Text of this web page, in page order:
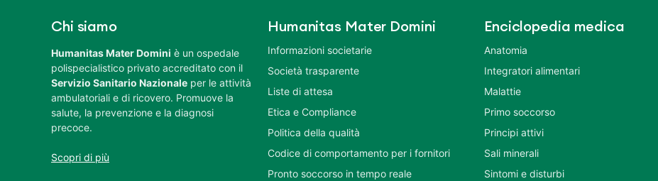
Chi siamo
Humanitas Mater Domini è un ospedale
polispecialistico privato accreditato con il
Servizio Sanitario Nazionale per le attività
ambulatoriali e di ricovero. Promuove la
salute, la prevenzione e la diagnosi
precoce.
Scopri di più
Humanitas Mater Domini
Informazioni societarie
Società trasparente
Liste di attesa
Etica e Compliance
Politica della qualità
Codice di comportamento per i fornitori
Pronto soccorso in tempo reale
Enciclopedia medica
Anatomia
Integratori alimentari
Malattie
Primo soccorso
Principi attivi
Sali minerali
Sintomi e disturbi